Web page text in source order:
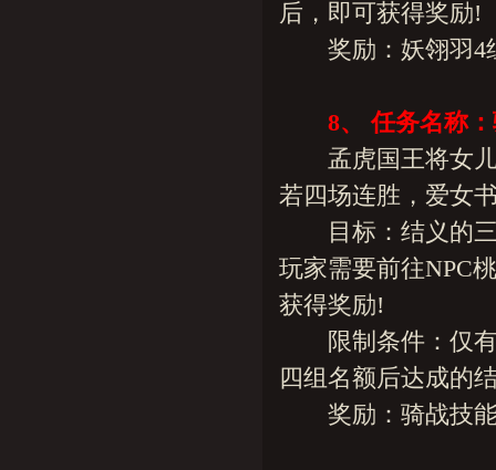
后，即可获得奖励!
奖励：妖翎羽4
8、 任务名称
孟虎国王将女儿
若四场连胜，爱女
目标：结义的三
玩家需要前往NPC
获得奖励!
限制条件：仅有
四组名额后达成的
奖励：骑战技能